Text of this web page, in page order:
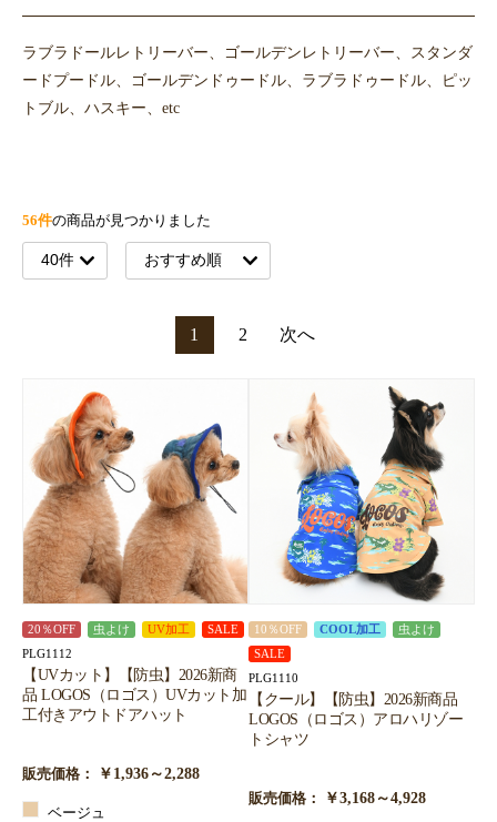
ラブラドールレトリーバー、ゴールデンレトリーバー、スタンダ
ードプードル、ゴールデンドゥードル、ラブラドゥードル、ピッ
トブル、ハスキー、etc
56件の商品が見つかりました
1 2 次へ
20％OFF 虫よけ UV加工 SALE
PLG1112
【UVカット】【防虫】2026新商
品 LOGOS（ロゴス）UVカット加
工付きアウトドアハット
販売価格： ￥1,936～2,288
ベージュ
10％OFF COOL加工
虫よけ
SALE
PLG1110
【クール】【防虫】2026新商品
LOGOS（ロゴス）アロハリゾー
トシャツ
販売価格： ￥3,168～4,928